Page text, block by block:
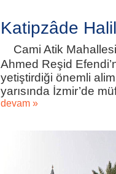
Katipzâde
Cami Atik
Ahmed Reşid
yetiştirdiği önemli
yarısında İzmir’de
devam »